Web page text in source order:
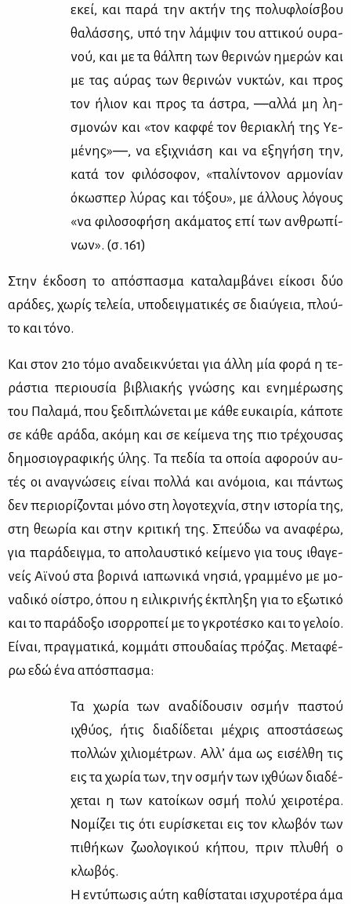
εκεί, και πα­ρά την ακτήν της πο­λυ­φλοί­σβου
θα­λάσ­σης, υπό την λάμ­ψιν του ατ­τι­κού ου­ρα­
νού, και με τα θάλ­πη των θε­ρι­νών ημε­ρών και
με τας αύ­ρας των θε­ρι­νών νυ­κτών, και προς
τον ήλιον και προς τα άστρα, ―αλ­λά μη λη­
σμο­νών και «τον καφ­φέ τον θε­ρια­κλή της Υε­
μέ­νης»―, να εξι­χνιά­ση και να εξη­γή­ση την,
κα­τά τον φι­λό­σο­φον, «πα­λί­ντο­νον αρ­μο­νί­αν
όκω­σπερ λύ­ρας και τό­ξου», με άλ­λους λό­γους
«να φι­λο­σο­φή­ση ακά­μα­τος επί των αν­θρω­πί­
νων». (σ. 161)
Στην έκ­δο­ση το από­σπα­σμα κα­τα­λαμ­βά­νει εί­κο­σι δύο
αρά­δες, χω­ρίς τε­λεία, υπο­δειγ­μα­τι­κές σε διαύ­γεια, πλού­
το και τό­νο.
Και στον 21ο τό­μο ανα­δει­κνύ­ε­ται για άλ­λη μία φο­ρά η τε­
ρά­στια πε­ριου­σία βι­βλια­κής γνώ­σης και ενη­μέ­ρω­σης
του Πα­λα­μά, που ξε­δι­πλώ­νε­ται με κά­θε ευ­και­ρία, κά­πο­τε
σε κά­θε αρά­δα, ακό­μη και σε κεί­με­να της πιο τρέ­χου­σας
δη­μο­σιο­γρα­φι­κής ύλης. Τα πε­δία τα οποία αφο­ρούν αυ­
τές οι ανα­γνώ­σεις εί­ναι πολ­λά και ανό­μοια, και πά­ντως
δεν πε­ριο­ρί­ζο­νται μό­νο στη λο­γο­τε­χνία, στην ιστο­ρία της,
στη θε­ω­ρία και στην κρι­τι­κή της. Σπεύ­δω να ανα­φέ­ρω,
για πα­ρά­δειγ­μα, το απο­λαυ­στι­κό κεί­με­νο για τους ιθα­γε­
νείς Αϊ­νού στα βο­ρι­νά ια­πω­νι­κά νη­σιά, γραμ­μέ­νο με μο­
να­δι­κό οί­στρο, όπου η ει­λι­κρι­νής έκ­πλη­ξη για το εξω­τι­κό
και το πα­ρά­δο­ξο ισορ­ρο­πεί με το γκρο­τέ­σκο και το γε­λοίο.
Εί­ναι, πραγ­μα­τι­κά, κομ­μά­τι σπου­δαί­ας πρό­ζας. Με­τα­φέ­
ρω εδώ ένα από­σπα­σμα:
Τα χω­ρία των ανα­δί­δου­σιν οσμήν πα­στού
ιχθύ­ος, ήτις δια­δί­δε­ται μέ­χρις απο­στά­σε­ως
πολ­λών χι­λιο­μέ­τρων. Αλ­λ’ άμα ως ει­σέλ­θη τις
εις τα χω­ρία των, την οσμήν των ιχθύ­ων δια­δέ­
χε­ται η των κα­τοί­κων οσμή πο­λύ χει­ρο­τέ­ρα.
Νο­μί­ζει τις ότι ευ­ρί­σκε­ται εις τον κλω­βόν των
πι­θή­κων ζω­ο­λο­γι­κού κή­που, πριν πλυ­θή ο
κλω­βός.
Η εντύ­πω­σις αύ­τη κα­θί­στα­ται ισχυ­ρο­τέ­ρα άμα